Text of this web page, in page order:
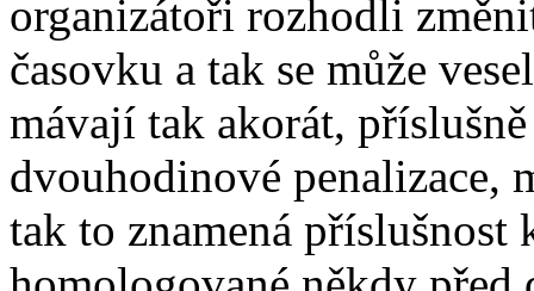
organizátoři rozhodli
časovku a tak se může
mávají tak akorát,
dvouhodinové penalizace,
tak to znamená